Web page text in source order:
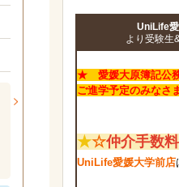
UniLife
より受験生
★ 愛媛大原簿記公
ご進学予定のみな
★☆仲介手数料
UniLife愛媛大学前店